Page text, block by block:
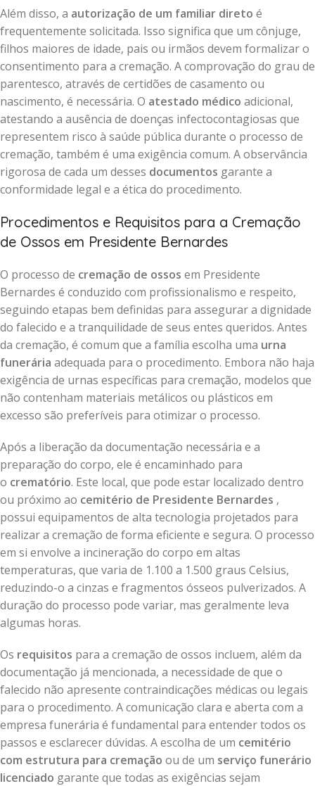
Além disso, a autorização de um familiar direto é
frequentemente solicitada. Isso significa que um cônjuge,
filhos maiores de idade, pais ou irmãos devem formalizar o
consentimento para a cremação. A comprovação do grau de
parentesco, através de certidões de casamento ou
nascimento, é necessária. O atestado médico adicional,
atestando a ausência de doenças infectocontagiosas que
representem risco à saúde pública durante o processo de
cremação, também é uma exigência comum. A observância
rigorosa de cada um desses documentos garante a
conformidade legal e a ética do procedimento.
Procedimentos e Requisitos para a Cremação
de Ossos em Presidente Bernardes
O processo de cremação de ossos em Presidente
Bernardes é conduzido com profissionalismo e respeito,
seguindo etapas bem definidas para assegurar a dignidade
do falecido e a tranquilidade de seus entes queridos. Antes
da cremação, é comum que a família escolha uma urna
funerária adequada para o procedimento. Embora não haja
exigência de urnas específicas para cremação, modelos que
não contenham materiais metálicos ou plásticos em
excesso são preferíveis para otimizar o processo.
Após a liberação da documentação necessária e a
preparação do corpo, ele é encaminhado para
o crematório. Este local, que pode estar localizado dentro
ou próximo ao cemitério de Presidente Bernardes ,
possui equipamentos de alta tecnologia projetados para
realizar a cremação de forma eficiente e segura. O processo
em si envolve a incineração do corpo em altas
temperaturas, que varia de 1.100 a 1.500 graus Celsius,
reduzindo-o a cinzas e fragmentos ósseos pulverizados. A
duração do processo pode variar, mas geralmente leva
algumas horas.
Os requisitos para a cremação de ossos incluem, além da
documentação já mencionada, a necessidade de que o
falecido não apresente contraindicações médicas ou legais
para o procedimento. A comunicação clara e aberta com a
empresa funerária é fundamental para entender todos os
passos e esclarecer dúvidas. A escolha de um cemitério
com estrutura para cremação ou de um serviço funerário
licenciado garante que todas as exigências sejam